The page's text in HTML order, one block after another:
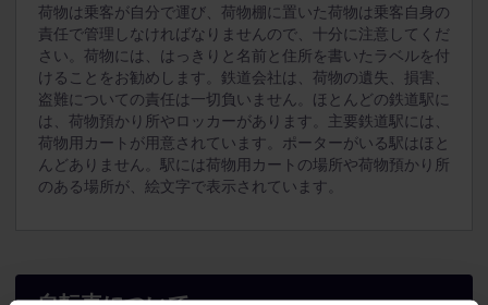
荷物は乗客が自分で運び、荷物棚に置いた荷物は乗客自身の
責任で管理しなければなりませんので、十分に注意してくだ
さい。荷物には、はっきりと名前と住所を書いたラベルを付
けることをお勧めします。鉄道会社は、荷物の遺失、損害、
盗難についての責任は一切負いません。ほとんどの鉄道駅に
は、荷物預かり所やロッカーがあります。主要鉄道駅には、
荷物用カートが用意されています。ポーターがいる駅はほと
んどありません。駅には荷物用カートの場所や荷物預かり所
のある場所が、絵文字で表示されています。